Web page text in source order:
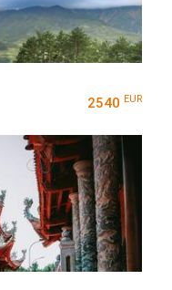
2540 EUR